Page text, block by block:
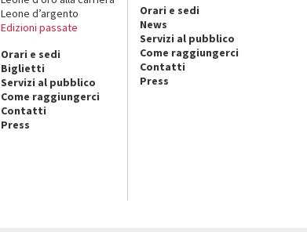
Leone d’argento
Edizioni passate
Orari e sedi
Biglietti
Servizi al pubblico
Come raggiungerci
Contatti
Press
Orari e sedi
News
Servizi al pubblico
Come raggiungerci
Contatti
Press